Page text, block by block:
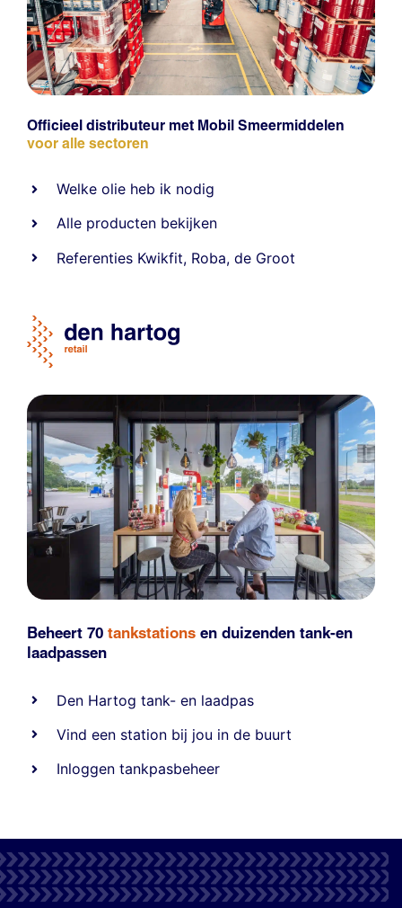
Officieel distributeur met Mobil Smeermiddelen
voor alle sectoren
Welke olie heb ik nodig
Alle producten bekijken
Referenties Kwikfit, Roba,de Groot
Beheert 70 tankstations en duizenden tank-en
laadpassen
Den Hartog tank- en laadpas
Vind een station bij jou in de buurt
Inloggen tankpasbeheer